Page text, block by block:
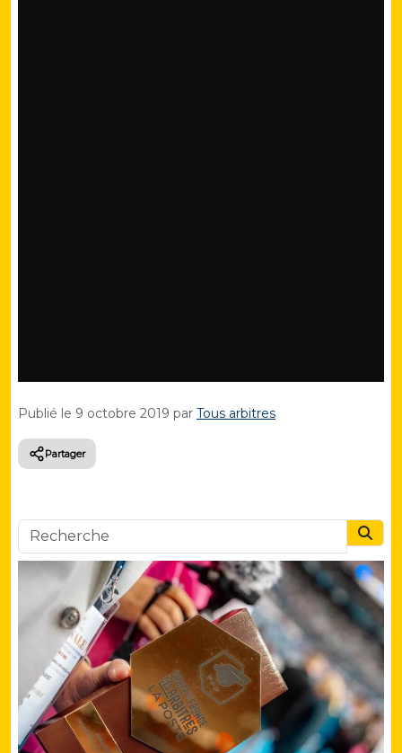
Publié le 9 octobre 2019 par Tous arbitres
Partager